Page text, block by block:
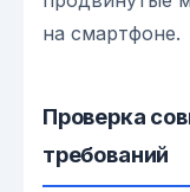
на смартфоне.
Проверка
требований